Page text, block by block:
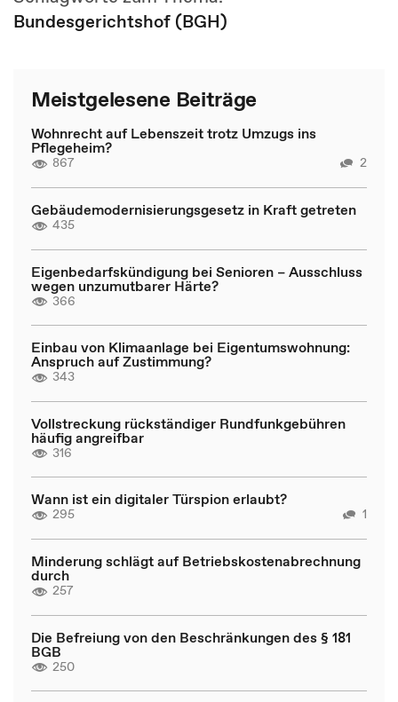
Bundesgerichtshof (BGH)
Meistgelesene Beiträge
Wohnrecht auf Lebenszeit trotz Umzugs ins
Pflegeheim?
867 2
Gebäudemodernisierungsgesetz in Kraft getreten
435
Eigenbedarfskündigung bei Senioren – Ausschluss
wegen unzumutbarer Härte?
366
Einbau von Klimaanlage bei Eigentumswohnung:
Anspruch auf Zustimmung?
343
Vollstreckung rückständiger Rundfunkgebühren
häufig angreifbar
316
Wann ist ein digitaler Türspion erlaubt?
295 1
Minderung schlägt auf Betriebskostenabrechnung
durch
257
Die Befreiung von den Beschränkungen des § 181
BGB
250